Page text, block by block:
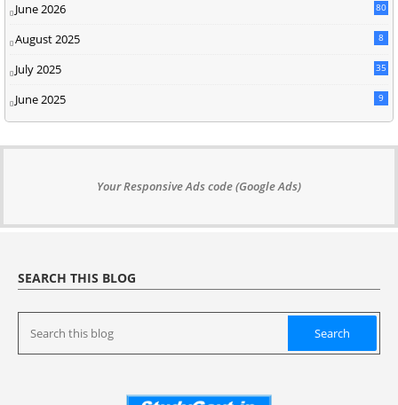
June 2026 80
August 2025 8
July 2025 35
June 2025 9
Your Responsive Ads code (Google Ads)
SEARCH THIS BLOG